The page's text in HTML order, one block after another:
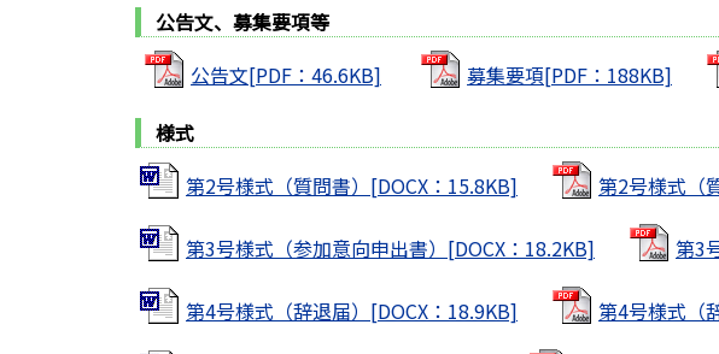
公告文、募集要項等
公告文[PDF：46.6KB]
募集要項[PDF：188KB]
様式
第2号様式（質問書）[DOCX：15.8KB]
第2号様式（
第3号様式（参加意向申出書）[DOCX：18.2KB] 第3
第4号様式（辞退届）[DOCX：18.9KB] 第4号様式（